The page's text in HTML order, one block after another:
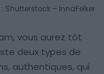
Shutterstock – InnaFelker
vous aurez tôt
deux types de
authentiques, qui